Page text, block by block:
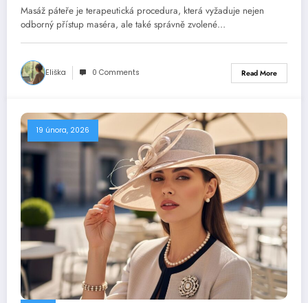
Masáž páteře je terapeutická procedura, která vyžaduje nejen
odborný přístup maséra, ale také správně zvolené…
Eliška 0 Comments Read More
19 února, 2026